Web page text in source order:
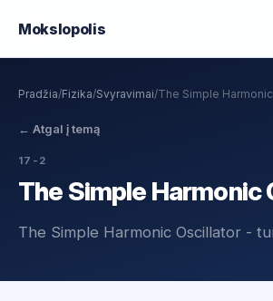
Mokslopolis
Pradžia/Fizika/Svyravimai/The Simple
← Atgal į temą
17-2
The Simple Harmonic
The Simple Harmonic Oscillator -